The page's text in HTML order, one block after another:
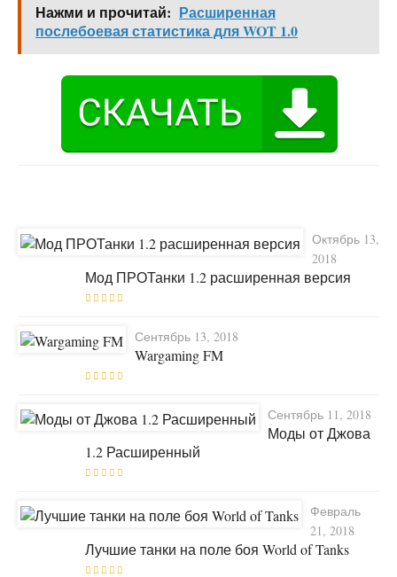
Нажми и прочитай: Расширенная
послебоевая статистика для WOT 1.0
Октябрь 13,
2018
Мод ПРОТанки 1.2 расширенная версия
Сентябрь 13, 2018
Wargaming FM
Сентябрь 11, 2018
Моды от Джова
1.2 Расширенный
Февраль
21, 2018
Лучшие танки на поле боя World of Tanks